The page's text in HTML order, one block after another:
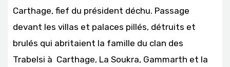
Carthage, fief du président déchu. Passage
devant les villas et palaces pillés, détruits et
brulés qui abritaient la famille du clan des
Trabelsi à Carthage, La Soukra, Gammarth et la